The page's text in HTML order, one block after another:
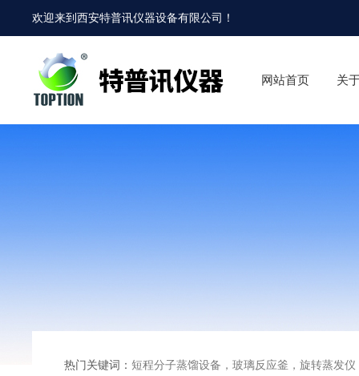
欢迎来到西安特普讯仪器设备有限公司 ！
网站首页 关
热门关键词： 短程分子蒸馏设备，玻璃反应釜，旋转蒸发